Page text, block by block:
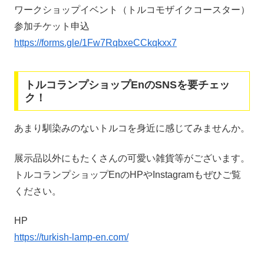
ワークショップイベント（トルコモザイクコースター）
参加チケット申込
https://forms.gle/1Fw7RqbxeCCkqkxx7
トルコランプショップEnのSNSを要チェッ
ク！
あまり馴染みのないトルコを身近に感じてみませんか。
展示品以外にもたくさんの可愛い雑貨等がございます。
トルコランプショップEnのHPやInstagramもぜひご覧
ください。
HP
https://turkish-lamp-en.com/